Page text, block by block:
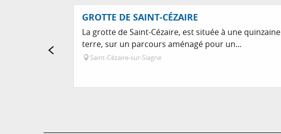
GROTTE DE SAINT-CÉZAIRE
La grotte de Saint-Cézaire, est située à une
terre, sur un parcours aménagé pour un...
Saint-Cézaire-sur-Siagne